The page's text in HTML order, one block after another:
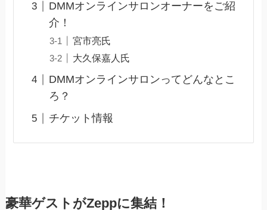
DMMオンラインサロンオーナーをご紹
介！
宮市亮氏
大久保嘉人氏
DMMオンラインサロンってどんなとこ
ろ？
チケット情報
豪華ゲストがZeppに集結！